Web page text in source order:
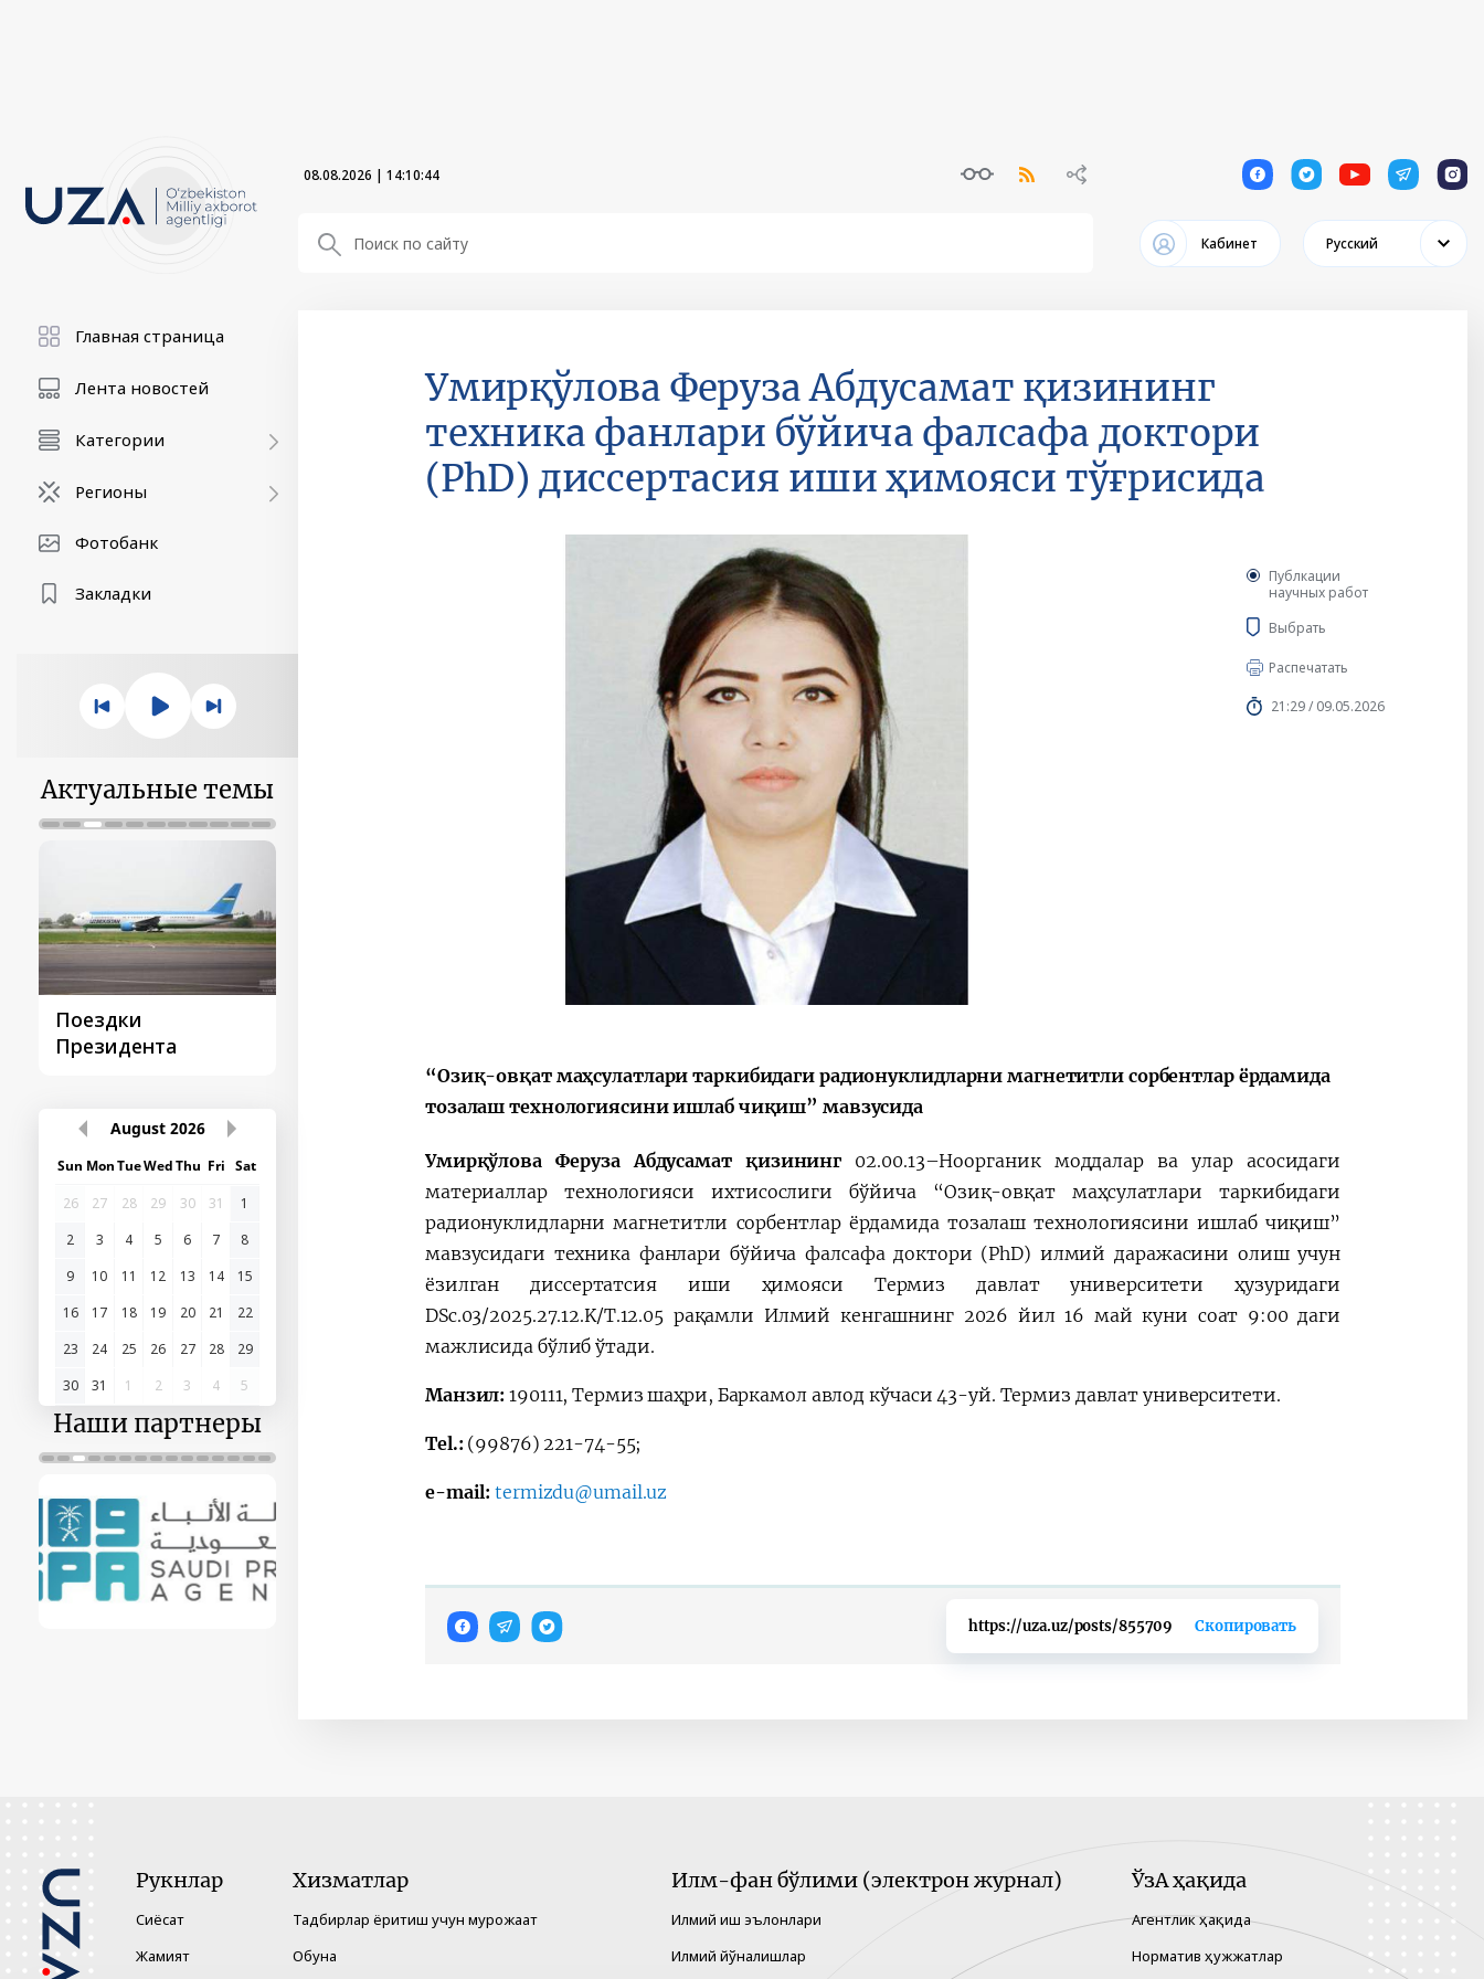
08.08.2026 | 14:10:44 1 1 1 1 1
Кабинет Русский
Главная страница
Лента новостей
Категории
Регионы
Фотобанк
Закладки
Актуальные темы
Поездки
Президента
председательством
Президента
Мирзиёева
окружающей среды
August 2026
Sun MonTueWedThu Fri Sat
26
27 28 29 30 31
1
2
3 4 5 6 7
8
9
10 11 12 13 14
15
16
17 18 19 20 21
22
23
24 25 26 27 28
29
30
31 1 2 3 4 5
Наши партнеры
Умирқўлова Феруза Абдусамат қизининг
техника фанлари бўйича фалсафа доктори
(PhD) диссертасия иши ҳимояси тўғрисида
Публкации
научных работ
Выбрать
Распечатать
21:29 / 09.05.2026
“Озиқ-овқат маҳсулатлари таркибидаги радионуклидларни магнетитли сорбентлар ёрдамида
тозалаш технологиясини ишлаб чиқиш” мавзусида
Умирқўлова Феруза Абдусамат қизининг 02.00.13–Ноорганик моддалар ва улар асосидаги
материаллар технологияси ихтисослиги бўйича “Озиқ-овқат маҳсулатлари таркибидаги
радионуклидларни магнетитли сорбентлар ёрдамида тозалаш технологиясини ишлаб чиқиш”
мавзусидаги техника фанлари бўйича фалсафа доктори (PhD) илмий даражасини олиш учун
ёзилган диссертатсия иши ҳимояси Термиз давлат университети ҳузуридаги
DSc.03/2025.27.12.K/T.12.05 рақамли Илмий кенгашнинг 2026 йил 16 май куни соат 9:00 даги
мажлисида бўлиб ўтади.
Манзил:190111, Термиз шаҳри, Баркамол авлод кўчаси 43-уй. Термиз давлат университети.
Tel.: (99876) 221-74-55;
e-mail:termizdu@umail.uz
https://uza.uz/posts/855709 Скопировать
Рукнлар
Сиёсат
Жамият
Хизматлар
Тадбирлар ёритиш учун мурожаат
Обуна
Илм-фан бўлими (электрон журнал)
Илмий иш эълонлари
Илмий йўналишлар
ЎзА ҳақида
Агентлик ҳақида
Норматив ҳужжатлар